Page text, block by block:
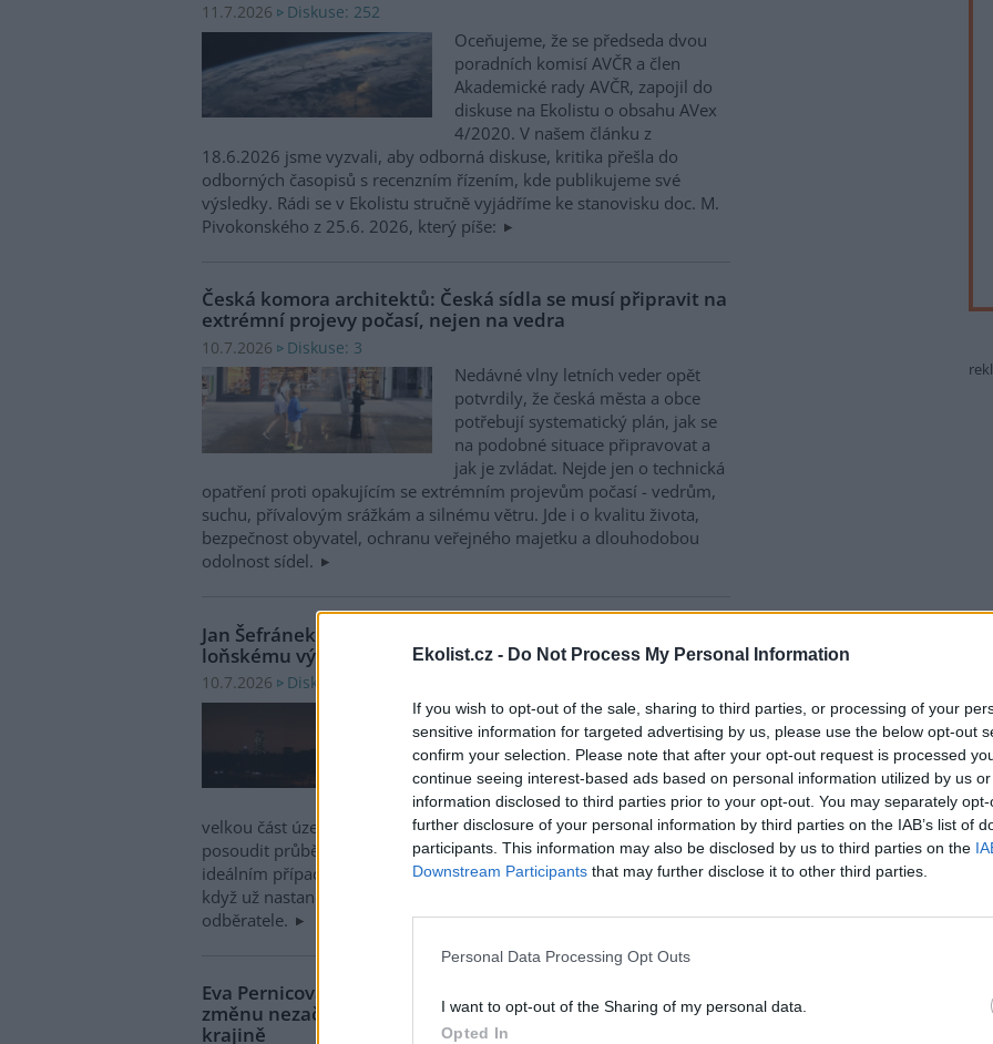
Ekolist.cz - Do Not Process My Personal Information
If you wish to opt-out of the sale, sharing to third parties, or processing of your
sensitive information for targeted advertising by us, please use the below opt-out
confirm your selection. Please note that after your opt-out request is processed
continue seeing interest-based ads based on personal information utilized by us
information disclosed to third parties prior to your opt-out. You may separately
further disclosure of your personal information by third parties on the IAB’s list of
participants. This information may also be disclosed by us to third parties on the
Downstream Participants that may further disclose it to other third parties.
Personal Data Processing Opt Outs
I want to opt-out of the Sharing of my personal data.
Opted In
11.7.2026 Diskuse: 252
Oceňujeme, že se předseda dvou
poradních komisí AVČR a člen
Akademické rady AVČR, zapojil do
diskuse na Ekolistu o obsahu AVex
4/2020. V našem článku z
18.6.2026 jsme vyzvali, aby odborná diskuse, kritika přešla do
odborných časopisů s recenzním řízením, kde publikujeme své
výsledky. Rádi se v Ekolistu stručně vyjádříme ke stanovisku doc. M.
Pivokonského z 25.6. 2026, který píše:
Česká komora architektů: Česká sídla se musí připravit na
extrémní projevy počasí, nejen na vedra
10.7.2026 Diskuse: 3
Nedávné vlny letních veder opět
potvrdily, že česká města a obce
potřebují systematický plán, jak se
na podobné situace připravovat a
jak je zvládat. Nejde jen o technická
opatření proti opakujícím se extrémním projevům počasí - vedrům,
suchu, přívalovým srážkám a silnému větru. Jde i o kvalitu života,
bezpečnost obyvatel, ochranu veřejného majetku a dlouhodobou
odolnost sídel.
Jan Šefránek: Závěrečná zpráva pracovní skupiny k
loňskému výpadku elektřiny
10.7.2026 Diskuse: 7
Vznik pracovní skupiny na národní
úrovni inicioval Energetický
regulační úřad (ERÚ) krátce po
rozsáhlém výpadku elektřiny, který
v červenci loňského roku zasáhl
velkou část území České republiky. Jejím cílem bylo objektivně
posoudit průběh výpadku a navrhnout nápravná opatření, která v
ideálním případě pomohou podobným událostem předcházet, a
když už nastanou, tak urychlí jejich řešení a omezí dopady na
odběratele.
Eva Pernicová: Nejúčinnější adaptace na klimatickou
změnu nezačíná jen ve vládních strategiích, ale přímo v
krajině